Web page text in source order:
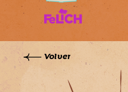
Volver